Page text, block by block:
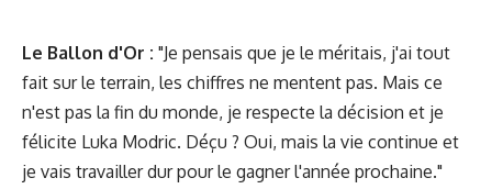
Le Ballon d'Or : "Je pensais que je le méritais, j'ai tout
fait sur le terrain, les chiffres ne mentent pas. Mais ce
n'est pas la fin du monde, je respecte la décision et je
félicite Luka Modric. Déçu ? Oui, mais la vie continue et
je vais travailler dur pour le gagner l'année prochaine."